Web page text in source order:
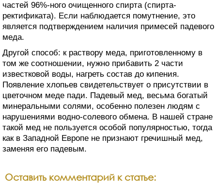
частей 96%-ного очищенного спирта (спирта-
ректификата). Если наблюдается помутнение, это
является подтверждением наличия примесей падевого
меда.
Другой способ: к раствору меда, приготовленному в
том же соотношении, нужно прибавить 2 части
известковой воды, нагреть состав до кипения.
Появление хлопьев свидетельствует о присутствии в
цветочном меде пади. Падевый мед, весьма богатый
минеральными солями, особенно полезен людям с
нарушениями водно-солевого обмена. В нашей стране
такой мед не пользуется особой популярностью, тогда
как в Западной Европе не признают гречишный мед,
заменяя его падевым.
Оставить комментарий к статье: